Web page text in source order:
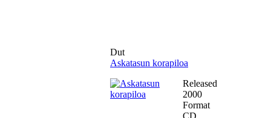
Dut
Askatasun korapiloa
Released
2000
Format
CD